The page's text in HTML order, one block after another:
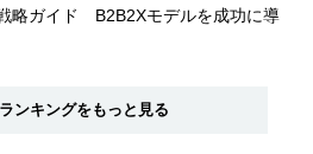
略ガイド B2B2Xモデルを成功に導
ンキングをもっと見る